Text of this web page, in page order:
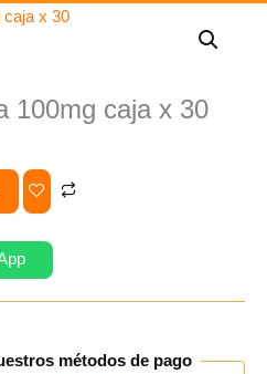
100mg caja x 30
métodos de pago